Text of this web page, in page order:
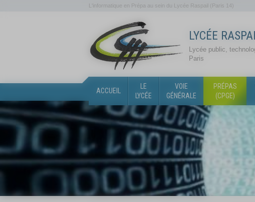
L'informatique en Prépa au sein du Lycée Raspail (Paris 14)
LYCÉE
Lycée public,
Paris
ACCUEIL
LE
LYCÉE
VOIE
GÉNÉRALE
PRÉPAS
(CPGE)
Panneau de gestion des cookies